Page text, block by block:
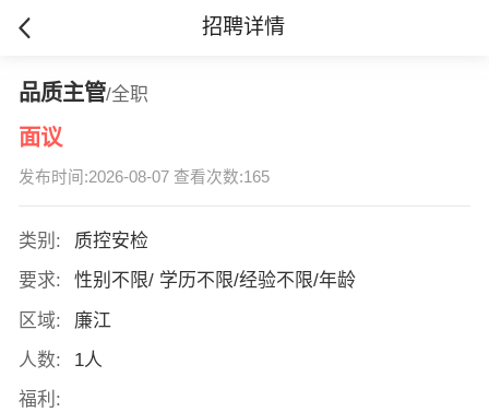
招聘详情
品质主管/全职
面议
发布时间:2026-08-07 查看次数:165
类别:
质控安检
要求:
性别不限/ 学历不限/经验不限/年龄
区域:
廉江
人数:
1人
福利: